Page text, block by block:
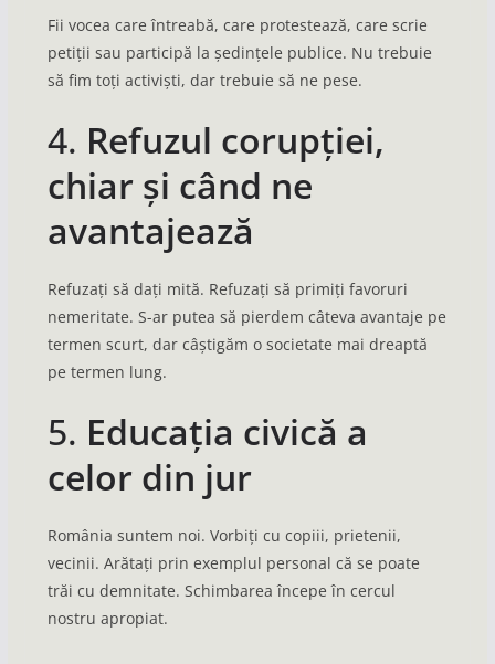
Fii vocea care întreabă, care protestează, care scrie
petiții sau participă la ședințele publice. Nu trebuie
să fim toți activiști, dar trebuie să ne pese.
4. Refuzul corupției,
chiar și când ne
avantajează
Refuzați să dați mită. Refuzați să primiți favoruri
nemeritate. S-ar putea să pierdem câteva avantaje pe
termen scurt, dar câștigăm o societate mai dreaptă
pe termen lung.
5. Educația civică a
celor din jur
România suntem noi. Vorbiți cu copiii, prietenii,
vecinii. Arătați prin exemplul personal că se poate
trăi cu demnitate. Schimbarea începe în cercul
nostru apropiat.